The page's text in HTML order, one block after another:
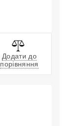
Додати до
порівняння